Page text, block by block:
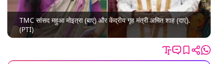
TMC सांसद महुआ मोइत्रा (बाएं) और केंद्रीय गृह मंत्री अमित शाह (दाएं).
(PTI)